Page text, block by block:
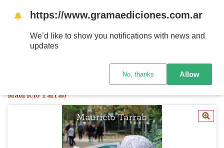
La mirada de las imágenes - Textos psicoanalíticos |
Mauricio Tarrab
🔔 https://www.gramaediciones.com.ar
We’d like to show you notifications with news and
updates
No, thanks Allow